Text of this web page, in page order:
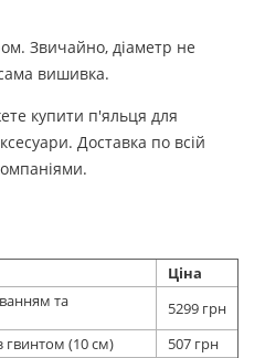
Звичайно, діаметр не
вишивка.
купити п'яльця для
Доставка по всій
Ціна
та
5299 грн
гвинтом (10 см)
507 грн